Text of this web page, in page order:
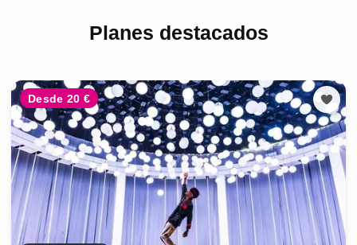
Planes destacados
Desde 20 €